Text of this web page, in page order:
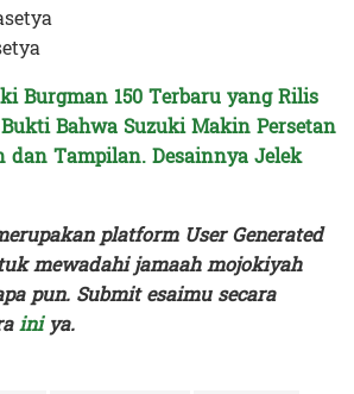
Burgman 150 Terbaru yang Rilis
Bahwa Suzuki Makin Persetan
dan Tampilan. Desainnya Jelek
platform User Generated
mewadahi jamaah mojokiyah
pun. Submit esaimu secara
iniya.